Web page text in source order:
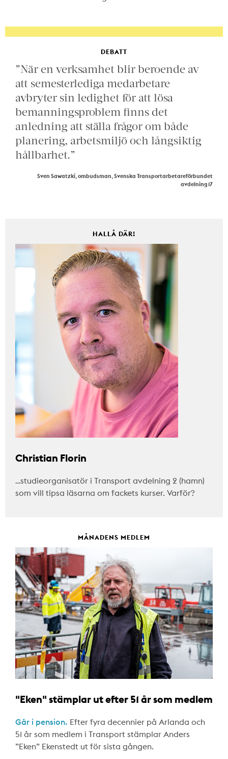
DEBATT
”När en verksamhet blir beroende av
att semesterlediga medarbetare
avbryter sin ledighet för att lösa
bemanningsproblem finns det
anledning att ställa frågor om både
planering, arbetsmiljö och långsiktig
hållbarhet.”
Sven Sawatzki, ombudsman, Svenska Transportarbetareförbundet
avdelning 17
HALLÅ DÄR!
Christian Florin
…studieorganisatör i Transport avdelning 2 (hamn)
som vill tipsa läsarna om fackets kurser. Varför?
MÅNADENS MEDLEM
"Eken" stämplar ut efter 51 år som medlem
Går i pension. Efter fyra decennier på Arlanda och
51 år som medlem i Transport stämplar Anders
”Eken” Ekenstedt ut för sista gången.